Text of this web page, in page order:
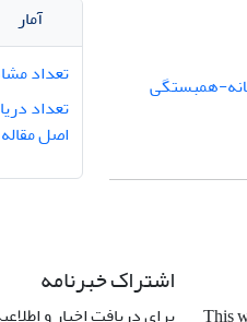
همبستگی
آمار
تعداد
تعداد
اصل مقاله
اشتراک خبرنامه